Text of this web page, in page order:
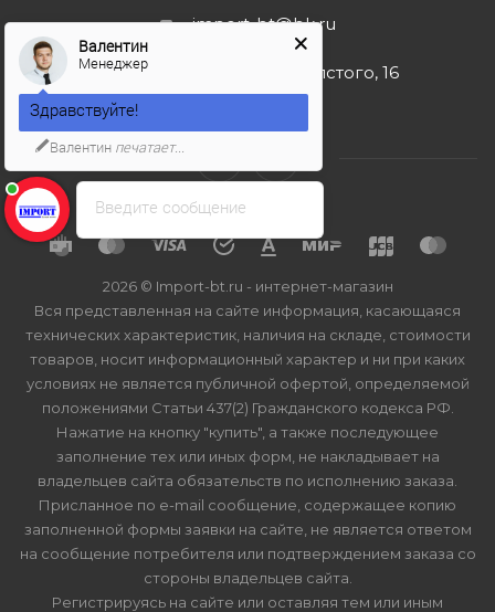
import-bt@bk.ru
г. Москва, ул. Льва Толстого, 16
2026 © Import-bt.ru - интернет-магазин
Вся представленная на сайте информация, касающаяся
технических характеристик, наличия на складе, стоимости
товаров, носит информационный характер и ни при каких
условиях не является публичной офертой, определяемой
положениями Статьи 437(2) Гражданского кодекса РФ.
Нажатие на кнопку "купить", а также последующее
заполнение тех или иных форм, не накладывает на
владельцев сайта обязательств по исполнению заказа.
Присланное по e-mail сообщение, содержащее копию
заполненной формы заявки на сайте, не является ответом
на сообщение потребителя или подтверждением заказа со
стороны владельцев сайта.
Регистрируясь на сайте или оставляя тем или иным
Введите сообщение
Валентин
Менеджер
Здравствуйте!
Валентин печатает...